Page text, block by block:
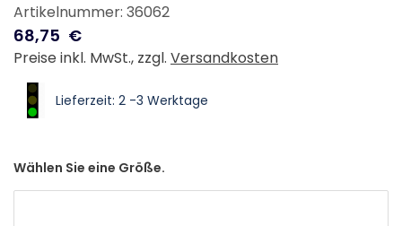
Artikelnummer: 36062
68,75 €
Preise inkl. MwSt., zzgl. Versandkosten
Lieferzeit: 2 -3 Werktage
Wählen Sie eine Größe.